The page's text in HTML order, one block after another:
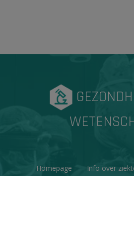
Homepage Info over